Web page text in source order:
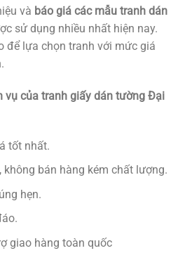
và báo giá các mẫu tranh dán
sử dụng nhiều nhất hiện nay.
để lựa chọn tranh với mức giá
vụ của tranh giấy dán tường Đại
tốt nhất.
không bán hàng kém chất lượng.
hẹn.
giao hàng toàn quốc